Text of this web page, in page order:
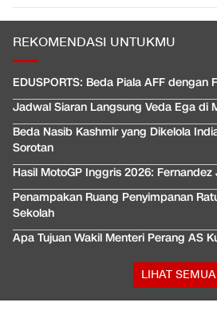
REKOMENDASI UNTUKMU
EDUSPORTS: Beda Piala AFF dengan
Jadwal Siaran Langsung Veda Ega di
Beda Nasib Kashmir yang Dikelola
Sorotan
Hasil MotoGP Inggris 2026:
Penampakan Ruang Penyimpanan
Sekolah
Apa Tujuan Wakil Menteri Perang AS
LIHAT SEMUA